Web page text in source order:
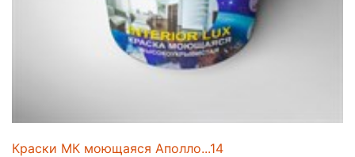
Краски МК моющаяся Аполло...14